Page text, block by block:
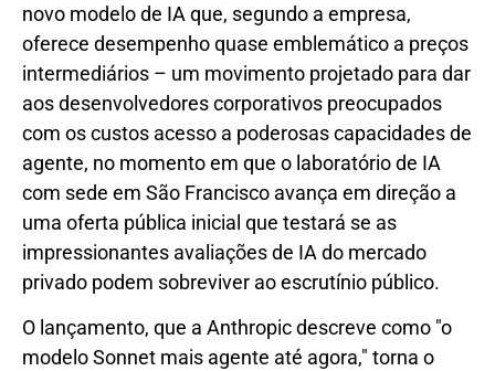
novo modelo de IA que, segundo a empresa,
oferece desempenho quase emblemático a preços
intermediários – um movimento projetado para dar
aos desenvolvedores corporativos preocupados
com os custos acesso a poderosas capacidades de
agente, no momento em que o laboratório de IA
com sede em São Francisco avança em direção a
uma oferta pública inicial que testará se as
impressionantes avaliações de IA do mercado
privado podem sobreviver ao escrutínio público.
O lançamento, que a Anthropic descreve como "o
modelo Sonnet mais agente até agora," torna o